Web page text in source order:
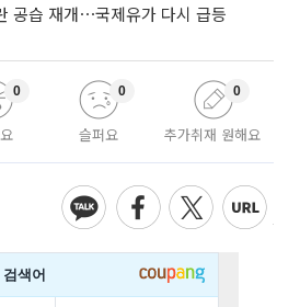
공습 재개⋯국제유가 다시 급등
0
슬퍼요
0
추가취재 원해요
0